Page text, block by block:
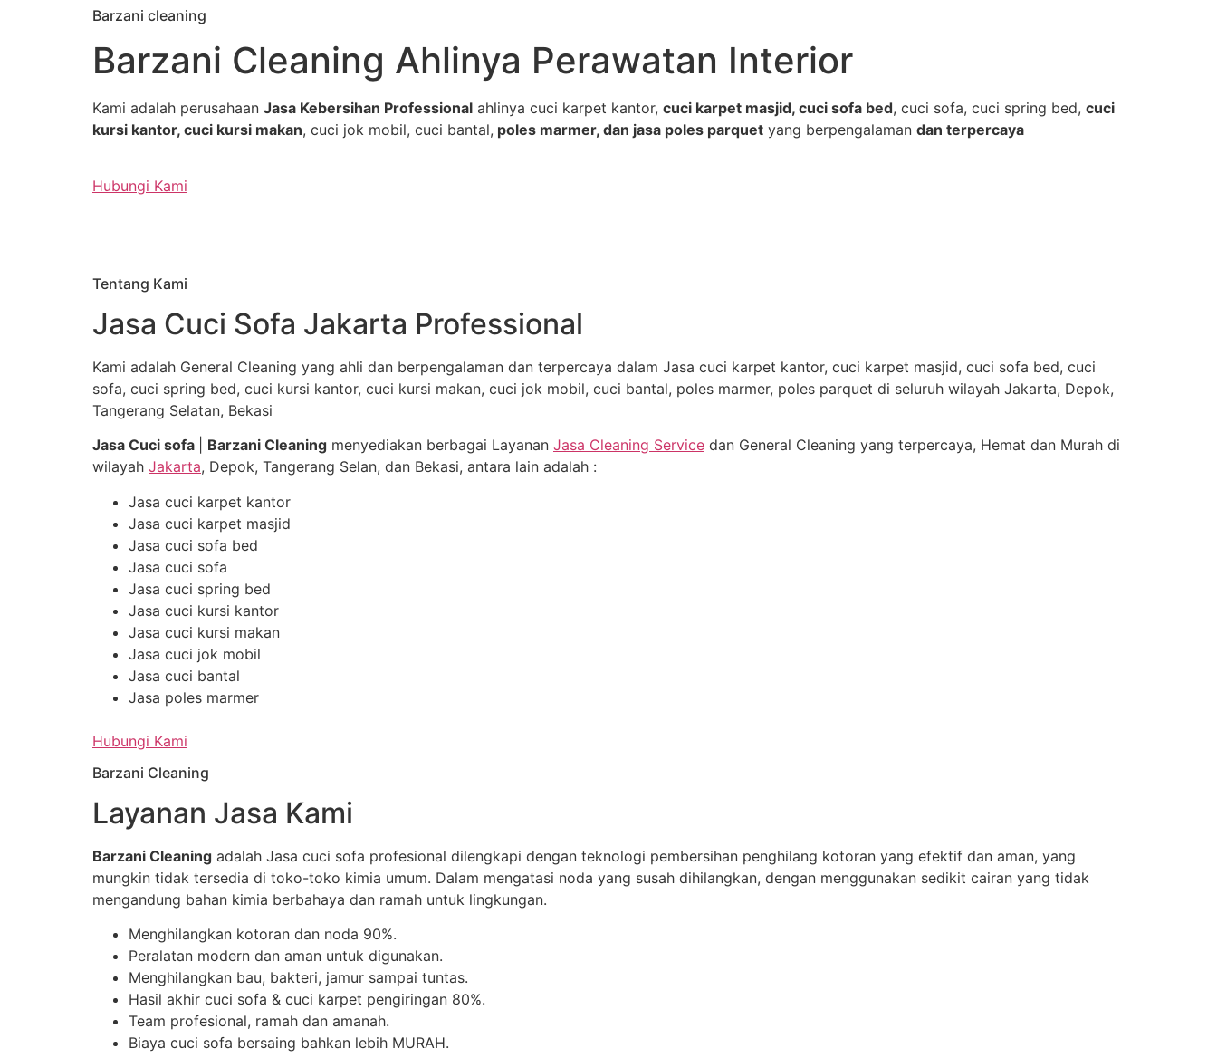
Barzani cleaning
Barzani Cleaning Ahlinya Perawatan Interior
Kami adalah perusahaan Jasa Kebersihan Professional ahlinya cuci karpet kantor, cuci karpet masjid, cuci sofa bed, cuci sofa, cuci spring bed, cuci
kursi kantor, cuci kursi makan, cuci jok mobil, cuci bantal, poles marmer, dan jasa poles parquet yang berpengalaman dan terpercaya
Hubungi Kami
Tentang Kami
Jasa Cuci Sofa Jakarta Professional
Kami adalah General Cleaning yang ahli dan berpengalaman dan terpercaya dalam Jasa cuci karpet kantor, cuci karpet masjid, cuci sofa bed, cuci
sofa, cuci spring bed, cuci kursi kantor, cuci kursi makan, cuci jok mobil, cuci bantal, poles marmer, poles parquet di seluruh wilayah Jakarta, Depok,
Tangerang Selatan, Bekasi
Jasa Cuci sofa
Barzani Cleaning menyediakan berbagai Layanan Jasa Cleaning Service dan General Cleaning yang terpercaya, Hemat dan Murah di
wilayah Jakarta, Depok, Tangerang Selan, dan Bekasi, antara lain adalah :
Jasa cuci karpet kantor
Jasa cuci karpet masjid
Jasa cuci sofa bed
Jasa cuci sofa
Jasa cuci spring bed
Jasa cuci kursi kantor
Jasa cuci kursi makan
Jasa cuci jok mobil
Jasa cuci bantal
Jasa poles marmer
Hubungi Kami
Barzani Cleaning
Layanan Jasa Kami
Barzani Cleaning adalah Jasa cuci sofa profesional dilengkapi dengan teknologi pembersihan penghilang kotoran yang efektif dan aman, yang
mungkin tidak tersedia di toko-toko kimia umum. Dalam mengatasi noda yang susah dihilangkan, dengan menggunakan sedikit cairan yang tidak
mengandung bahan kimia berbahaya dan ramah untuk lingkungan.
Menghilangkan kotoran dan noda 90%.
Peralatan modern dan aman untuk digunakan.
Menghilangkan bau, bakteri, jamur sampai tuntas.
Hasil akhir cuci sofa & cuci karpet pengiringan 80%.
Team profesional, ramah dan amanah.
Biaya cuci sofa bersaing bahkan lebih MURAH.